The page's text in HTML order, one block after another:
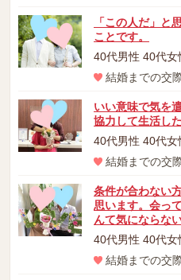
「この人だ」と
ことです。
40代男性 40代女
結婚までの交
いい意味で気を
協力して生活し
40代男性 40代女
結婚までの交
条件が合わない
思います。会っ
んて気にならな
40代男性 40代女
結婚までの交